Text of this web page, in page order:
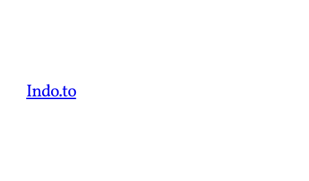
Indo.to